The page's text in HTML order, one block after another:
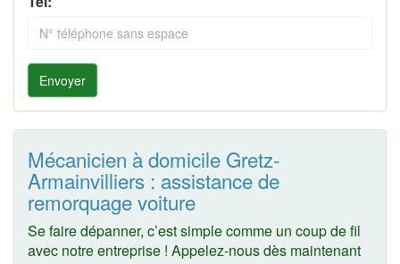
Envoyer
Mécanicien à domicile Gretz-
Armainvilliers : assistance de
remorquage voiture
Se faire dépanner, c’est simple comme un coup de fil
avec notre entreprise ! Appelez-nous dès maintenant